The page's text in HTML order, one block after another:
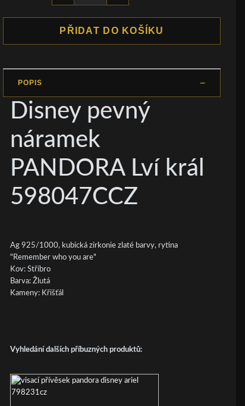
PŘIDAT DO KOŠÍKU
POPIS
Disney pevný
náramek
PANDORA Lví král
598047CCZ
Ag 925/1000, kubická zirkonie zlaté barvy, rytina
"Remember who you are"
Kov: Stříbro
Barva: Žlutá
Kameny: Křišťál
Vyhledání dalších příbuzných produktů: